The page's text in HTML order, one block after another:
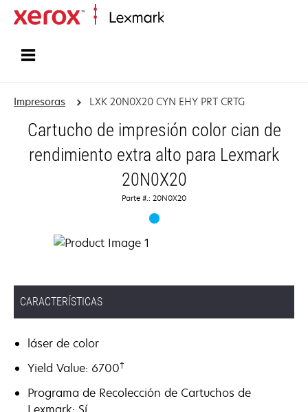
Impresoras LXK 20N0X20 CYN EHY PRT CRTG
Cartucho de impresión color cian de
rendimiento extra alto para Lexmark
20N0X20
Parte #.: 20N0X20
CARACTERÍSTICAS
láser de color
Yield Value: 6700†
Programa de Recolección de Cartuchos de